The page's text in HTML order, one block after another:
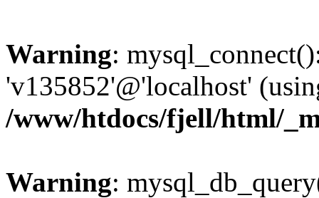
Warning:
'v135852'@'localhost'
/www/htdocs/fjell/html/
Warning: